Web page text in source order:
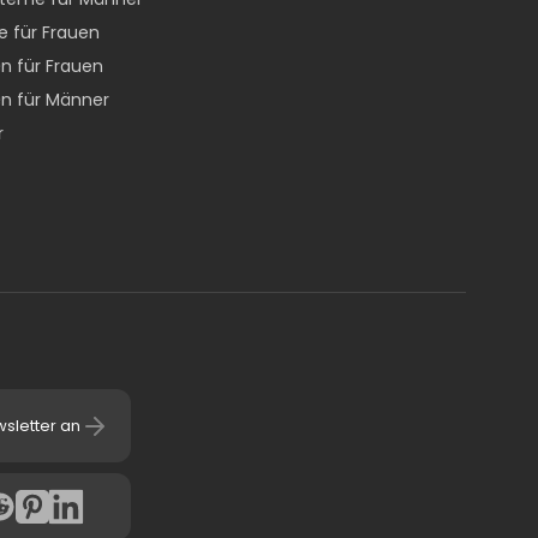
für Frauen
für Frauen
für Männer
an